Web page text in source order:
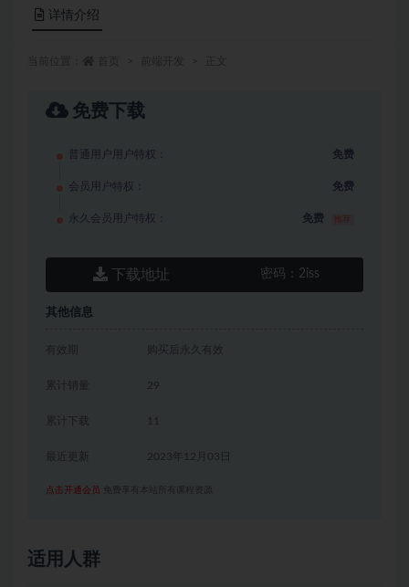
详情介绍
免费下载
普通用户用户特权： 免费
会员用户特权： 免费
永久会员用户特权： 免费
下载地址 密码： 2iss
其他信息
有效期 购买后永久有效
累计销量 29
累计下载 11
2023年12月03日
点击开通会员 免费享有本站所有课程资源
适用人群